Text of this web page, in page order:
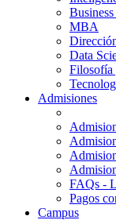
MBA
Data
Filosofía
Admisiones
FAQs -
Pagos
Campus